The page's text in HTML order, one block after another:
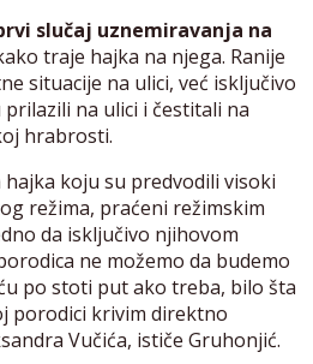
slučaj uznemiravanja na
traje hajka na njega. Ranije
situacije na ulici, već isključivo
na ulici i čestitali na
hrabrosti.
hajka koju su predvodili visoki
režima, praćeni režimskim
da isključivo njihovom
ne možemo da budemo
po stoti put ako treba, bilo šta
porodici krivim direktno
Vučića, ističe Gruhonjić.